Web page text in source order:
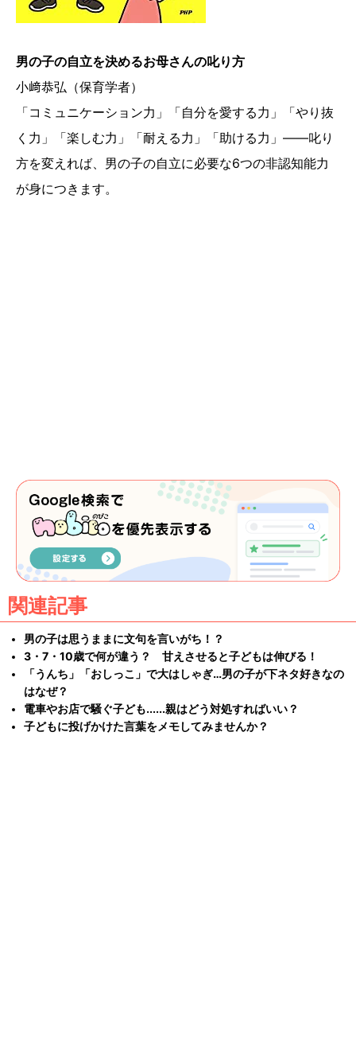
男の子の自立を決めるお母さんの叱り方
小﨑恭弘（保育学者）
「コミュニケーション力」「自分を愛する力」「やり抜
く力」「楽しむ力」「耐える力」「助ける力」――叱り
方を変えれば、男の子の自立に必要な6つの非認知能力
が身につきます。
関連記事
男の子は思うままに文句を言いがち！？
3・7・10歳で何が違う？ 甘えさせると子どもは伸びる！
「うんち」「おしっこ」で大はしゃぎ…男の子が下ネタ好きなの
はなぜ？
電車やお店で騒ぐ子ども......親はどう対処すればいい？
子どもに投げかけた言葉をメモしてみませんか？